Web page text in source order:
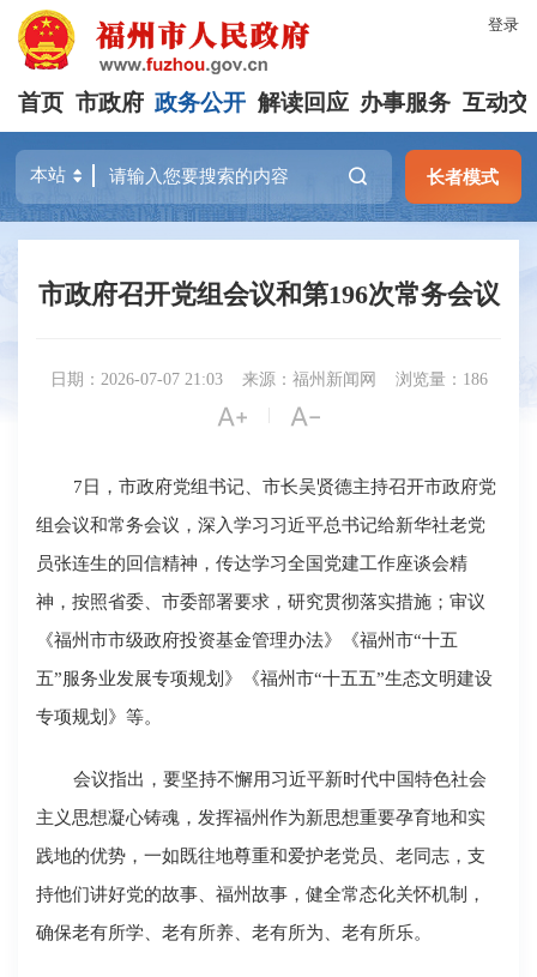
登录
首页 市政府 政务公开 解读回应 办事服务 互动交
长者模式
市政府召开党组会议和第196次常务会议
日期：2026-07-07 21:03 来源：福州新闻网 浏览量：186
 | 
7日，市政府党组书记、市长吴贤德主持召开市政府党
组会议和常务会议，深入学习习近平总书记给新华社老党
员张连生的回信精神，传达学习全国党建工作座谈会精
神，按照省委、市委部署要求，研究贯彻落实措施；审议
《福州市市级政府投资基金管理办法》《福州市“十五
五”服务业发展专项规划》《福州市“十五五”生态文明建设
专项规划》等。
会议指出，要坚持不懈用习近平新时代中国特色社会
主义思想凝心铸魂，发挥福州作为新思想重要孕育地和实
践地的优势，一如既往地尊重和爱护老党员、老同志，支
持他们讲好党的故事、福州故事，健全常态化关怀机制，
确保老有所学、老有所养、老有所为、老有所乐。